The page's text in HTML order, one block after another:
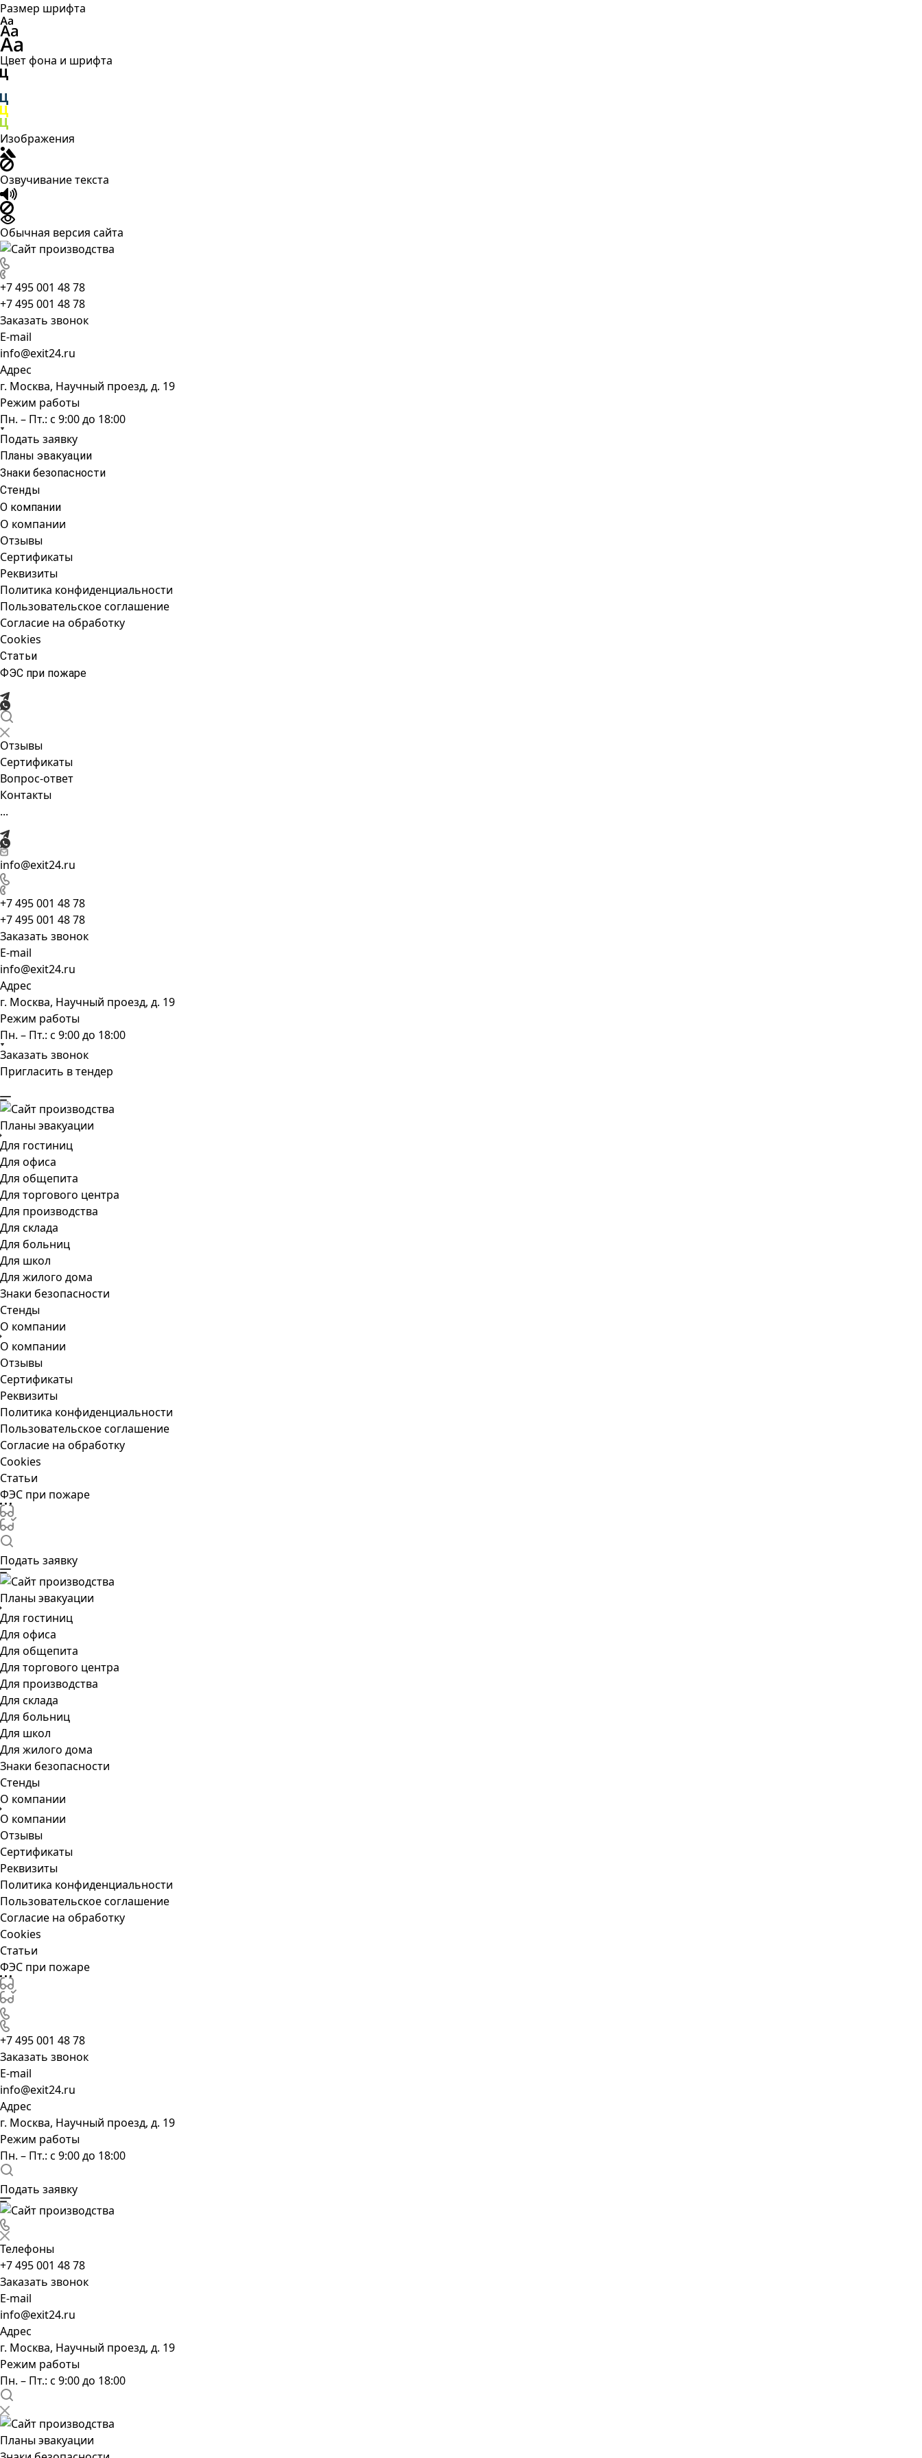
Размер шрифта
Цвет фона и шрифта
Изображения
Озвучивание текста
Обычная версия сайта
+7 495 001 48 78
+7 495 001 48 78
Заказать звонок
E-mail
info@exit24.ru
Адрес
г. Москва, Научный проезд, д. 19
Режим работы
Пн. – Пт.: с 9:00 до 18:00
Подать заявку
Планы эвакуации
Знаки безопасности
Стенды
О компании
О компании
Отзывы
Сертификаты
Реквизиты
Политика конфиденциальности
Пользовательское соглашение
Согласие на обработку
Cookies
Статьи
ФЭС при пожаре
Отзывы
Сертификаты
Вопрос-ответ
Контакты
...
info@exit24.ru
+7 495 001 48 78
+7 495 001 48 78
Заказать звонок
E-mail
info@exit24.ru
Адрес
г. Москва, Научный проезд, д. 19
Режим работы
Пн. – Пт.: с 9:00 до 18:00
Заказать звонок
Пригласить в тендер
Планы эвакуации
Для гостиниц
Для офиса
Для общепита
Для торгового центра
Для производства
Для склада
Для больниц
Для школ
Для жилого дома
Знаки безопасности
Стенды
О компании
О компании
Отзывы
Сертификаты
Реквизиты
Политика конфиденциальности
Пользовательское соглашение
Согласие на обработку
Cookies
Статьи
ФЭС при пожаре
Подать заявку
Планы эвакуации
Для гостиниц
Для офиса
Для общепита
Для торгового центра
Для производства
Для склада
Для больниц
Для школ
Для жилого дома
Знаки безопасности
Стенды
О компании
О компании
Отзывы
Сертификаты
Реквизиты
Политика конфиденциальности
Пользовательское соглашение
Согласие на обработку
Cookies
Статьи
ФЭС при пожаре
+7 495 001 48 78
Заказать звонок
E-mail
info@exit24.ru
Адрес
г. Москва, Научный проезд, д. 19
Режим работы
Пн. – Пт.: с 9:00 до 18:00
Подать заявку
Телефоны
+7 495 001 48 78
Заказать звонок
E-mail
info@exit24.ru
Адрес
г. Москва, Научный проезд, д. 19
Режим работы
Пн. – Пт.: с 9:00 до 18:00
Планы эвакуации